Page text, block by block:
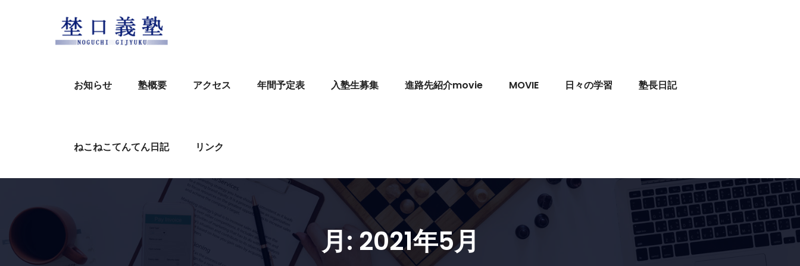
お知らせ 塾概要 アクセス 年間予定表 入塾生募集 進路先紹介movie MOVIE 日々の学習 塾長日記
ねこねこてんてん日記 リンク
月: 2021年5月